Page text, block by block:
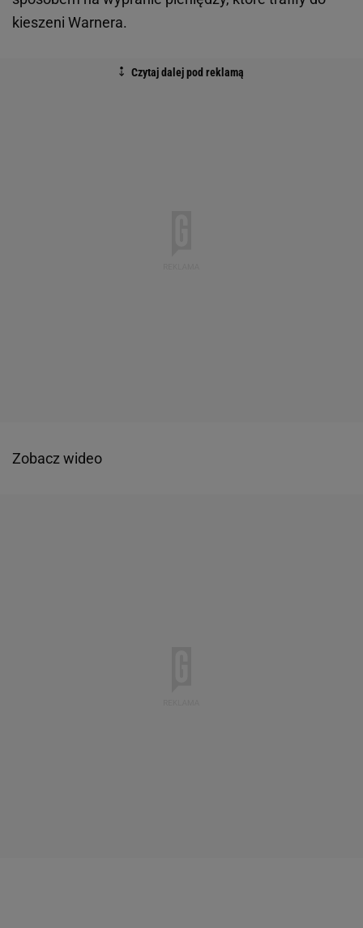
kieszeni Warnera.
Zobacz wideo